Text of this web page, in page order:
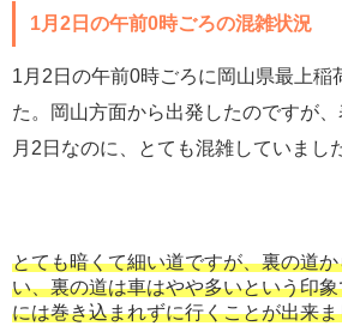
1月2日の午前0時ごろの混雑状況
1月2日の午前0時ごろに岡山県最上稲
た。岡山方面から出発したのですが
月2日なのに、とても混雑していまし
とても暗くて細い道ですが、裏の道
い、裏の道は車はやや多いという印
には巻き込まれずに行くことが出来